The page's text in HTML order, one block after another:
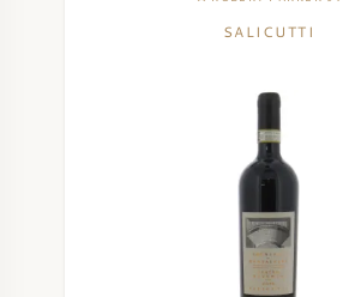
SALICUTTI